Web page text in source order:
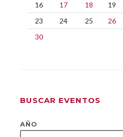
16
17 18 19
23
24 25 26
30
BUSCAR EVENTOS
AÑO